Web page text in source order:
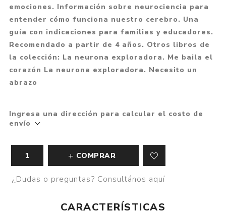
emociones. Información sobre neurociencia para
entender cómo funciona nuestro cerebro. Una
guía con indicaciones para familias y educadores.
Recomendado a partir de 4 años. Otros libros de
la colección: La neurona exploradora. Me baila el
corazón La neurona exploradora. Necesito un
abrazo
Ingresa una dirección para calcular el costo de
envío
COMPRAR
¿Dudas o preguntas? Consultános aquí
CARACTERÍSTICAS